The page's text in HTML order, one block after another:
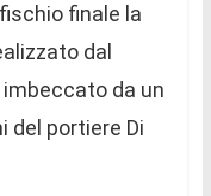
finale la
dal
da un
del portiere Di